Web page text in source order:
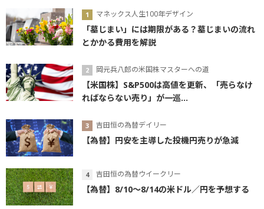
マネックス人生100年デザイン
「墓じまい」には期限がある？墓じまいの流れ
とかかる費用を解説
岡元兵八郎の米国株マスターへの道
【米国株】S&P500は高値を更新、「売らなけ
ればならない売り」が一巡...
吉田恒の為替デイリー
【為替】円安を主導した投機円売りが急減
吉田恒の為替ウイークリー
【為替】8/10～8/14の米ドル／円を予想する